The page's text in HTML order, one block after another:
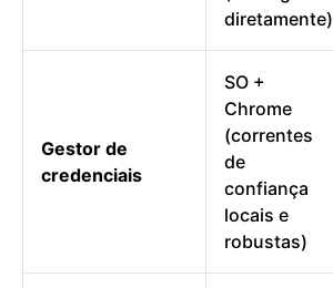
diretamente)
Gestor de
credenciais
SO +
Chrome
(correntes
de
confiança
locais e
robustas)